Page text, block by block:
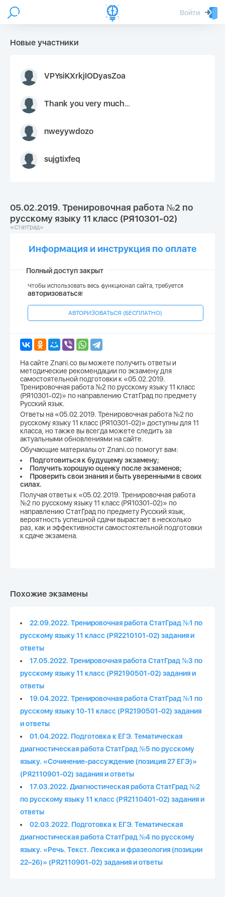
Войти
Новые участники
VPYsiKXrkjIODyasZoa
Thank you very much for your inquiry We appreciate you 9126052 https://youtube.com faceapple !
nweyywdozo
sujgtixfeq
05.02.2019. Тренировочная работа №2 по
русскому языку 11 класс (РЯ10301-02)
«СтатГрад»
Информация и инструкция по оплате
Полный доступ закрыт
Чтобы использовать весь функционал сайта, требуется
авторизоваться!
АВТОРИЗОВАТЬСЯ (БЕСПЛАТНО)
На сайте Znani.co вы можете получить ответы и
методические рекомендации по экзамену для
самостоятельной подготовки к «05.02.2019.
Тренировочная работа №2 по русскому языку 11 класс
(РЯ10301-02)» по направлению СтатГрад по предмету
Русский язык.
Ответы на «05.02.2019. Тренировочная работа №2 по
русскому языку 11 класс (РЯ10301-02)» доступны для 11
класса, но также вы всегда можете следить за
актуальными обновлениями на сайте.
Обучающие материалы от Znani.co помогут вам:
Подготовиться к будущему экзамену;
Получить хорошую оценку после экзаменов;
Проверить свои знания и быть уверенными в своих
силах.
Получая ответы к «05.02.2019. Тренировочная работа
№2 по русскому языку 11 класс (РЯ10301-02)» по
направлению СтатГрад по предмету Русский язык,
вероятность успешной сдачи вырастает в несколько
раз, как и эффективности самостоятельной подготовки
к сдаче экзамена.
Похожие экзамены
22.09.2022. Тренировочная работа СтатГрад №1 по
русскому языку 11 класс (РЯ2210101-02) задания и
ответы
17.05.2022. Тренировочная работа СтатГрад №3 по
русскому языку 11 класс (РЯ2190501-02) задания и
ответы
19.04.2022. Тренировочная работа СтатГрад №1 по
русскому языку 10-11 класс (РЯ2190501-02) задания
и ответы
01.04.2022. Подготовка к ЕГЭ. Тематическая
диагностическая работа СтатГрад №5 по русскому
языку. «Сочинение-рассуждение (позиция 27 ЕГЭ)»
(РЯ2110901-02) задания и ответы
17.03.2022. Диагностическая работа СтатГрад №2
по русскому языку 11 класс (РЯ2110401-02) задания и
ответы
02.03.2022. Подготовка к ЕГЭ. Тематическая
диагностическая работа СтатГрад №4 по русскому
языку. «Речь. Текст. Лексика и фразеология (позиции
22–26)» (РЯ2110901-02) задания и ответы